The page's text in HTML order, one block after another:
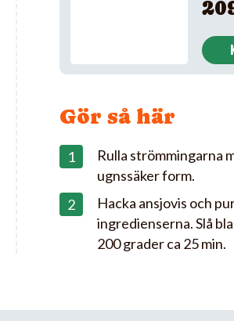
Gör så här
Rulla strömmingarna
ugnssäker form.
Hacka ansjovis och
ingredienserna. Slå
200 grader ca 25 min.